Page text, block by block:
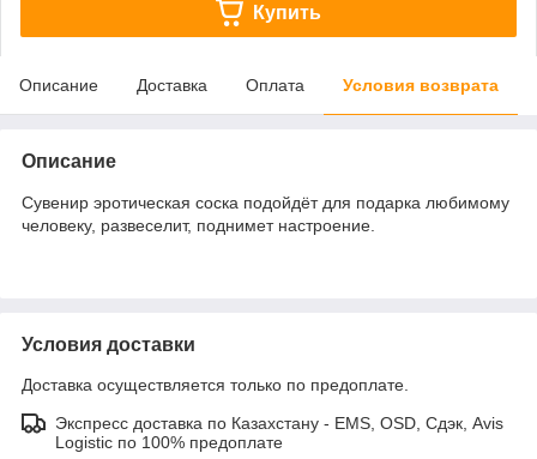
Купить
Описание Доставка Оплата Условия возврата
Описание
Сувенир эротическая соска подойдёт для подарка любимому
человеку, развеселит, поднимет настроение.
Условия доставки
Доставка осуществляется только по предоплате.
Экспресс доставка по Казахстану - EMS, OSD, Сдэк, Avis
Logistic по 100% предоплате